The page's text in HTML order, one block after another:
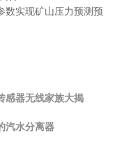
数实现矿山压力预测预
感器无线家族大揭
水分离器